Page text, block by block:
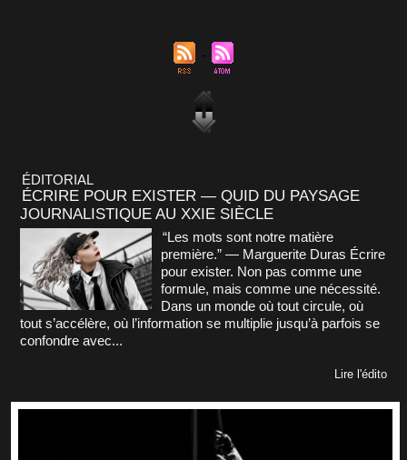
ÉDITORIAL
ÉCRIRE POUR EXISTER — QUID DU PAYSAGE
JOURNALISTIQUE AU XXIE SIÈCLE
“Les mots sont notre matière
première.” — Marguerite Duras Écrire
pour exister. Non pas comme une
formule, mais comme une nécessité.
Dans un monde où tout circule, où
tout s’accélère, où l’information se multiplie jusqu’à parfois se
confondre avec...
Lire l'édito